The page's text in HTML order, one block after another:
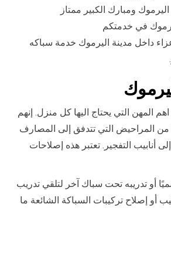
ومبارك الكبير ممتاز
في خدمتكم
داخل مدينة اليرموك خدمة سباكه
المهن التي يحتاج اليها كل منزل. إنهم
المراحيض التي تتدفق إلى المصارف
أنابيب التفجير. تعتبر هذه إصلاحات
أو تدريبه تحت سباك آخر لتلقي تدريب
إصلاح تركيبات السباكة الشائعة ما